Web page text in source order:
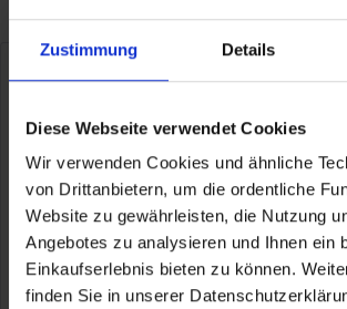
Zustimmung Details
Diese Webseite verwendet Cookies
Wir verwenden Cookies und ähnliche
von Drittanbietern, um die ordentliche
Website zu gewährleisten, die Nutzung
Angebotes zu analysieren und Ihnen ein
Einkaufserlebnis bieten zu können.
finden Sie in unserer
Produktinformationen "John
John Doe Womens Protector Set P-SCL-SET2
Artikelnummer:JD-PSCLSET2